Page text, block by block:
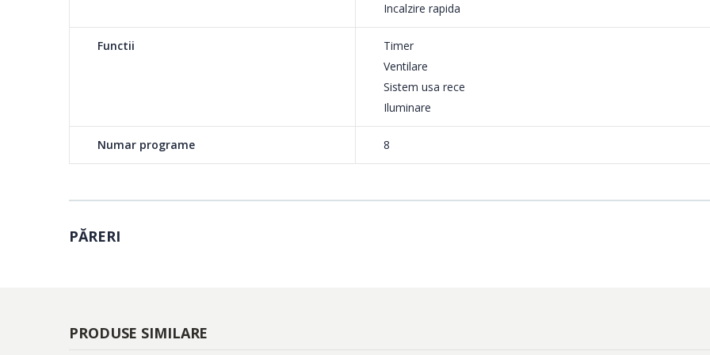
Ventilatoarele faciliteaza distributia uniforma a caldurii in jurul alimentelor, eliminand zonele reci din
interiorul cuptorului. Astfel, prepararea este mai uniforma, mai rapida si se poate realiza la o
temperatura mai scazuta decat in cazul unui cuptor conventional.
CoolDoor3
Desigur, probabil ca vi s-a intamplat dumneavoastra, unui membru al familiei sau unuia
se va mai intampla daca optati sa va dotati bucataria cu un aragaz Hansa. Usa cuptorului
Incalzire rapida
Functii
Timer
Ventilare
Sistem usa rece
Iluminare
Numar programe 8
PĂRERI
PRODUSE SIMILARE